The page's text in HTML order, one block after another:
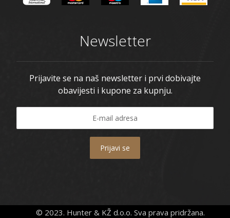
Newsletter
Prijavite se na naš newsletter i prvi dobivajte
obavijesti i kupone za kupnju.
Prijavi se
© 2023. Hunter & KŽ d.o.o. Sva prava pridržana.